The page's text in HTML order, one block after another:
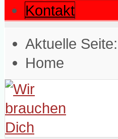
Kontakt
Aktuelle Seite:
Home